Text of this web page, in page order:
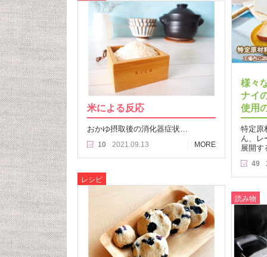
様々
ナイ
使用
特定原
ん、レ
展開
49
米による反応
おかゆ摂取後の消化器症状…
10 2021.09.13 MORE
レシピ
読み物